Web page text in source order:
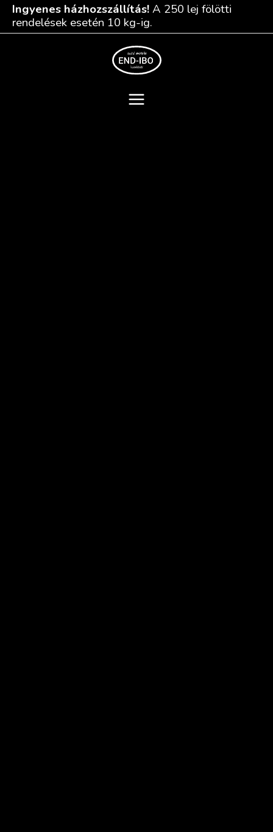
Skip
content
Ingyenes házhozszállítás!A 250 lej fölötti
rendelések esetén 10 kg-ig.